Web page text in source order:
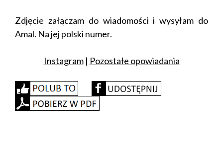
Zdjęcie załączam do wiadomości i wysyłam do
Amal. Na jej polski numer.
Instagram| Pozostałe opowiadania